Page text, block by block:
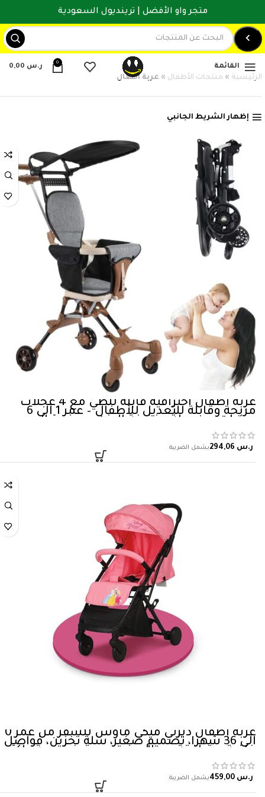
القائمة
0
ر.س
الرئيسية » منتجات الأطفال » عربة اطفال
إظهار الشريط الجانبي
عربة اطفال احترافية قابلة للطي مع 4 عجلات
مريحة وقابلة للتعديل للأطفال – عمر 1 الى 6
سنوات، محمولة وخفيفة الوزن وصغيرة الحجم
للسفر كاكي، – اوبتيكو
ر.س
عربة اطفال ديزني ميكي ماوس للسفر من عمر 0
الى 36 شهرا، تصميم صغير، سلة تخزين، فواصل
خلفية، متوافقة مع السفر مع مقبض عربة واكثر.،
زهري، مولود
ر.س
متجر واو الأفضل | ترينديول السعودية